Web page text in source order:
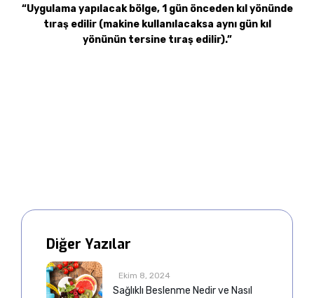
“Uygulama yapılacak bölge, 1 gün önceden kıl yönünde
tıraş edilir (makine kullanılacaksa aynı gün kıl
yönünün tersine tıraş edilir).”
Diğer Yazılar
Ekim 8, 2024
Sağlıklı Beslenme Nedir ve Nasıl